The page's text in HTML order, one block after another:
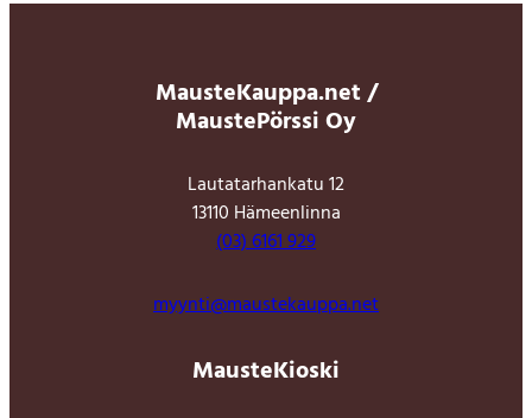
MausteKauppa.net /
MaustePörssi Oy
Lautatarhankatu 12
13110 Hämeenlinna
(03) 6161 929
myynti@maustekauppa.net
MausteKioski